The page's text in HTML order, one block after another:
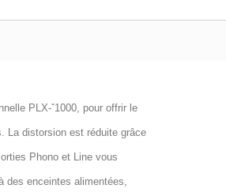
PLX-ˇ1000, pour offrir le
La distorsion est réduite grâce
Phono et Line vous
des enceintes alimentées,